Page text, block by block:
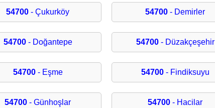
54700 - Çukurköy 54700 - Demirler
54700- Doğantepe 54700- Düzakçeşehir
54700- Eşme 54700- Findiksuyu
54700 - Günhoşlar 54700 - Hacilar